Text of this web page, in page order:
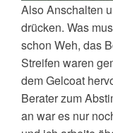
Also Anschalten
drücken. Was
schon Weh, das
Streifen waren
dem Gelcoat
Berater zum
an war es nur